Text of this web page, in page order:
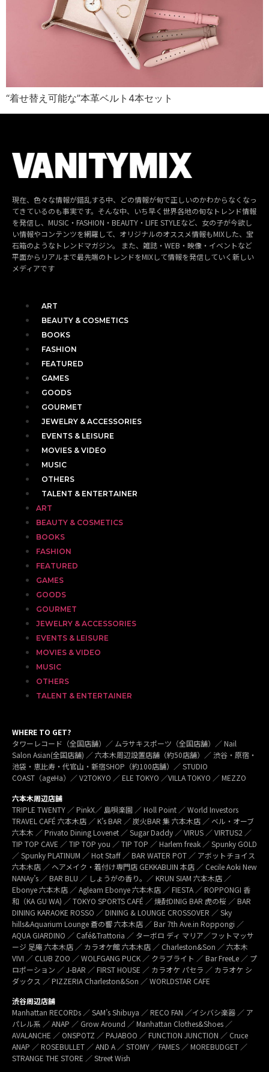
“着せ替え可能な”本革ベルト4本セット
現在、色々な情報が錯乱する中、どの情報が旬で正しいのかわからなくなっ
てきているのも事実です。そんな中、いち早く世界各地の旬なトレンド情報
を発信し、MUSIC・FASHION・BEAUTY・LIFE STYLEなど、女の子が今欲し
い情報やコンテンツを網羅して、オリジナルのオススメ情報もMIXした、宝
石箱のようなトレンドマガジン。 また、雑誌・WEB・映像・イベントなど
平面からリアルまで最先端のトレンドをMIXして情報を発信していく新しい
メディアです
ART
BEAUTY & COSMETICS
BOOKS
FASHION
FEATURED
GAMES
GOODS
GOURMET
JEWELRY & ACCESSORIES
EVENTS & LEISURE
MOVIES & VIDEO
MUSIC
OTHERS
TALENT & ENTERTAINER
ART
BEAUTY & COSMETICS
BOOKS
FASHION
FEATURED
GAMES
GOODS
GOURMET
JEWELRY & ACCESSORIES
EVENTS & LEISURE
MOVIES & VIDEO
MUSIC
OTHERS
TALENT & ENTERTAINER
WHERE TO GET?
タワーレコード（全国店舗）／ ムラサキスポーツ（全国店舗）／ Nail
Salon Asian(全国店舗) ／ 六本木周辺設置店舗（約50店舗）／ 渋谷・原宿・
池袋・恵比寿・代官山・新宿SHOP（約100店舗）／ STUDIO
COAST（ageHa）／ V2TOKYO ／ ELE TOKYO ／VILLA TOKYO ／ MEZZO
六本木周辺店舗
TRIPLE TWENTY ／ PinkX／ 島唄楽園 ／ Holl Point ／ World Investors
TRAVEL CAFÉ 六本木店 ／ K’s BAR ／ 炭火BAR 集 六本木店 ／ ベル・オーブ
六本木 ／ Privato Dining Lovenet ／ Sugar Daddy ／ VIRUS ／ VIRTUS2 ／
TIP TOP CAVE ／ TIP TOP you ／ TIP TOP ／ Harlem freak ／ Spunky GOLD
／ Spunky PLATINUM ／ Hot Staff ／ BAR WATER POT ／ アボットチョイス
六本木店 ／ ヘアメイク・着付け専門店 GEKKABIJIN 本店 ／ Cecile Aoki New
NANAy’s ／ BAR BLU ／ しょうがの香り。／ KRUN SIAM 六本木店 ／
Ebonye 六本木店 ／ Agleam Ebonye 六本木店 ／ FIESTA ／ ROPPONGI 香
和（KA GU WA) ／ TOKYO SPORTS CAFÉ ／ 焼酎DINIG BAR 虎の桜 ／ BAR
DINING KARAOKE ROSSO ／ DINING & LOUNGE CROSSOVER ／ Sky
hills&Aquarium Lounge 蒼の響 六本木店 ／ Bar 7th Ave.in Roppongi ／
AQUA GIARDINO ／ Café&Trattoria ／ ターボロ ディ マリア／フットマッサ
ージ 足庵 六本木店 ／ カラオケ館 六本木店 ／ Charleston&Son ／ 六本木
VIVI ／ CLUB ZOO ／ WOLFGANG PUCK ／ クラブライト ／ Bar FreeLe ／ プ
ロポーション ／ J-BAR ／ FIRST HOUSE ／ カラオケ パセラ ／ カラオケ シ
ダックス ／ PIZZERIA Charleston&Son ／ WORLDSTAR CAFE
渋谷周辺店舗
Manhattan RECORDs ／ SAM’s Shibuya ／ RECO FAN ／イシバシ楽器 ／ ア
パレル系 ／ ANAP ／ Grow Around ／ Manhattan Clothes&Shoes ／
AVALANCHE ／ ONSPOTZ ／ PAJABOO ／ FUNCTION JUNCTION ／ Cruce
ANAP ／ ROSEBULLET ／ AND A ／ STOMY ／FAMES ／ MOREBUDGET ／
STRANGE THE STORE ／ Street Wish